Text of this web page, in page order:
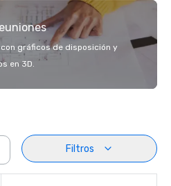
gráficos de disposición y
en 3D.
Filtros